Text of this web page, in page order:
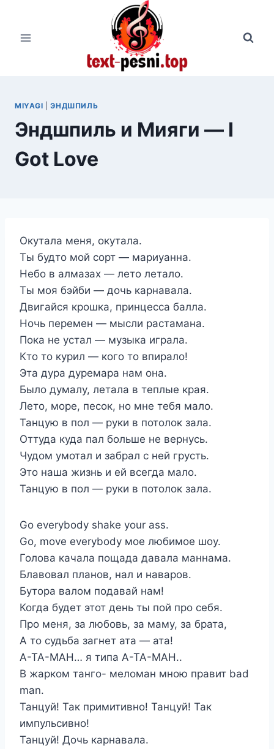
содержимому
MIYAGI |ЭНДШПИЛЬ
Эндшпиль и Мияги — I
Got Love
Окутала меня, окутала.
Ты будто мой сорт — мариуанна.
Небо в алмазах — лето летало.
Ты моя бэйби — дочь карнавала.
Двигайся крошка, принцесса балла.
Ночь перемен — мысли растамана.
Пока не устал — музыка играла.
Кто то курил — кого то впирало!
Эта дура дуремара нам она.
Было думалу, летала в теплые края.
Лето, море, песок, но мне тебя мало.
Танцую в пол — руки в потолок зала.
Оттуда куда пал больше не вернусь.
Чудом умотал и забрал с ней грусть.
Это наша жизнь и ей всегда мало.
Танцую в пол — руки в потолок зала.
Go everybody shake your ass.
Go, move everybody мое любимое шоу.
Голова качала пощада давала маннама.
Блавовал планов, нал и наваров.
Бутора валом подавай нам!
Когда будет этот день ты пой про себя.
Про меня, за любовь, за маму, за брата,
А то судьба загнет ата — ата!
А-ТА-МАН… я типа А-ТА-МАН..
В жарком танго- меломан мною правит bad
man.
Танцуй! Так примитивно! Танцуй! Так
импульсивно!
Танцуй! Дочь карнавала.